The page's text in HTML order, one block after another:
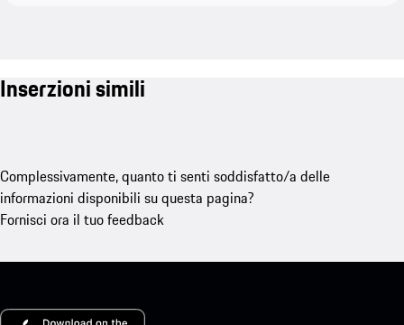
Inserzioni simili
Complessivamente, quanto ti senti soddisfatto/a delle
informazioni disponibili su questa pagina?
Fornisci ora il tuo feedback